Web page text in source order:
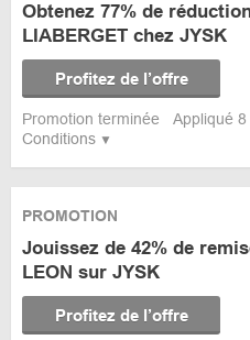
Conditions
Obtenez 77% de
LIABERGET chez JYSK
Profitez de l’offre
Promotion terminée Appliqué 8
PROMOTION
Jouissez de 42% de
LEON sur JYSK
Profitez de l’offre